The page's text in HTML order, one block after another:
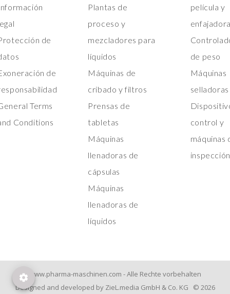
de
de
Terms
Conditions
Plantas de
proceso y
mezcladores para
líquidos
Máquinas de
cribado y filtros
Prensas de
tabletas
Máquinas
llenadoras de
cápsulas
Máquinas
llenadoras de
líquidos
película y
de peso
Máquinas
selladoras
control y
máquinas
inspección
www.pharma-maschinen.com - Alle Rechte vorbehalten
Designed and developed by ZieL.media GmbH & Co. KG © 2026